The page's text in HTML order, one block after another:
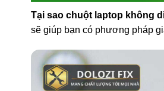
Tại sao chuột laptop không
sẽ giúp bạn có phương pháp